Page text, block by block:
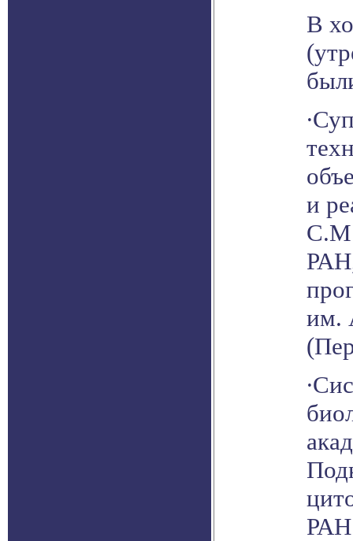
В
и
С.М.
им.
РАН